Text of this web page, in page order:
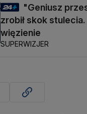
"Geniusz
zrobił skok stulecia.
więzienie
SUPERWIZJER